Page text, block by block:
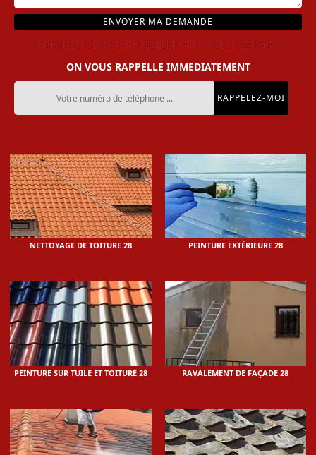
ON VOUS RAPPELLE IMMEDIATEMENT
NETTOYAGE DE TOITURE 28 PEINTURE EXTÉRIEURE 28
PEINTURE SUR TUILE ET TOITURE 28 RAVALEMENT DE FAÇADE 28